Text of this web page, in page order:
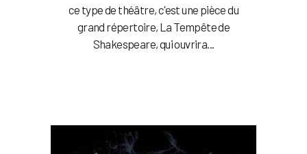
ce type de théâtre, c'est une pièce du
grand répertoire, La Tempête de
Shakespeare, qui ouvrira...